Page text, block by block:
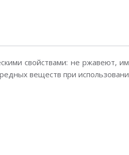
свойствами: не ржавеют,
веществ при